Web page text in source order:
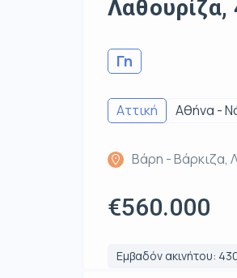
Λαθουρίζα,
Γη
Αττική Αθήνα -
Βάρη - Βάρκιζα,
€560.000
Εμβαδόν ακινήτου: